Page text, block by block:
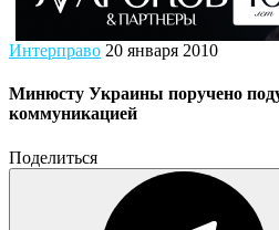
Интерправо 20 января 2010
Минюсту Украины поручено
коммуникацией
Поделиться